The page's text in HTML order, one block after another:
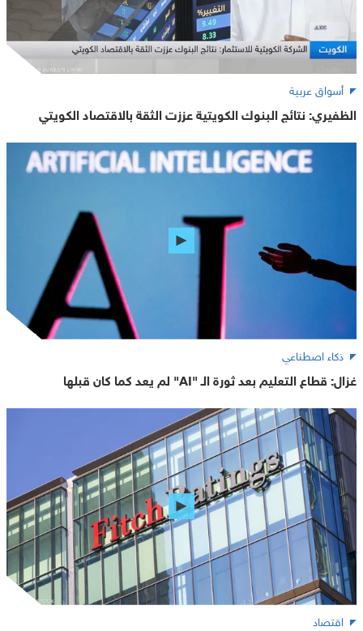
أسواق عربية
الظفيري: نتائج البنوك الكويتية عززت الثقة بالاقتصاد الكويتي
ذكاء اصطناعي
غزال: قطاع التعليم بعد ثورة الـ "AI" لم يعد كما كان قبلها
اقتصاد